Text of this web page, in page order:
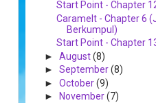
Start Point - Chapter
Caramelt - Chapter 6
Berkumpul)
Start Point - Chapter
► August(8)
► September(8)
► October(9)
►
November(7)